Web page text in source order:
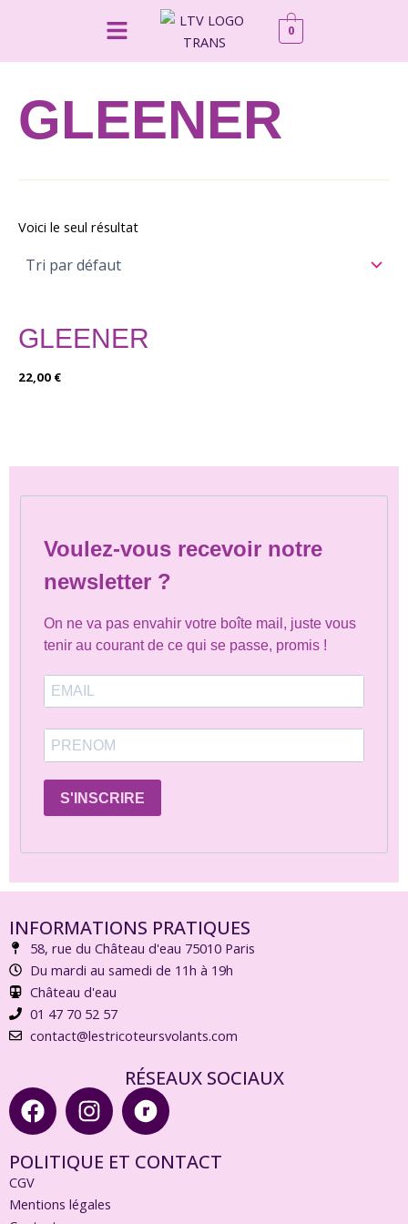
Menu 0
GLEENER
Voici le seul résultat
GLEENER
22,00 €
Voulez-vous recevoir notre
newsletter ?
On ne va pas envahir votre boîte mail, juste vous
tenir au courant de ce qui se passe, promis !
S'INSCRIRE
INFORMATIONS PRATIQUES
58, rue du Château d'eau 75010 Paris
Du mardi au samedi de 11h à 19h
Château d'eau
01 47 70 52 57
contact@lestricoteursvolants.com
RÉSEAUX SOCIAUX
F
a
c
e
b
o
I
n
s
t
a
g
R
a
v
e
POLITIQUE ET CONTACT
CGV
Mentions légales